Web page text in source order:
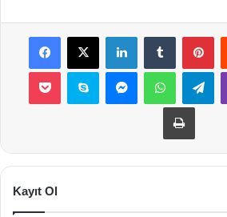
Facebook
X LinkedInTumblr
Pocket Skype MessengerWhatsApp
Yazdır
Kayıt Ol